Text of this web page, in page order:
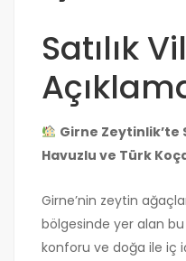
Satılık
Girne Zeytinlik’te
Havuzlu ve Türk
Girne’nin zeytin
bölgesinde yer alan
konforu ve doğa ile iç